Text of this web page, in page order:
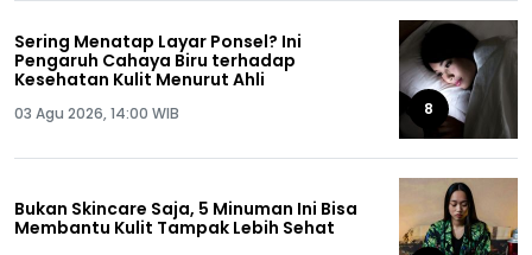
Sering Menatap Layar Ponsel? Ini
Pengaruh Cahaya Biru terhadap
Kesehatan Kulit Menurut Ahli
03 Agu 2026, 14:00 WIB 8
Bukan Skincare Saja, 5 Minuman Ini Bisa
Membantu Kulit Tampak Lebih Sehat